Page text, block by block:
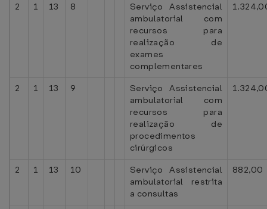
2 1 13 8
Serviço Assistencial
ambulatorial com
recursos para
realização de
exames
complementares
2 1 13 9
Serviço Assistencial
ambulatorial com
recursos para
realização de
procedimentos
cirúrgicos
2 1 13 10
Serviço Assistencial
ambulatorial restrita
a consultas
882,00